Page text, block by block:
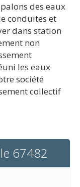
des eaux
conduites et
dans station
non
les eaux
société
collectif
67482